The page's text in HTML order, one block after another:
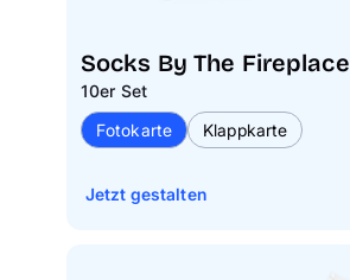
Socks By The Fireplace
10er Set
Fotokarte
Klappkarte
Jetzt gestalten